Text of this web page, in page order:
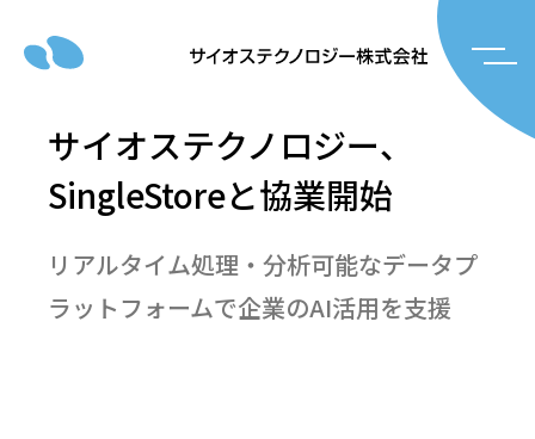
サイオステクノロジー、
SingleStoreと協業開始
リアルタイム処理・分析可能なデータプ
ラットフォームで企業のAI活用を支援